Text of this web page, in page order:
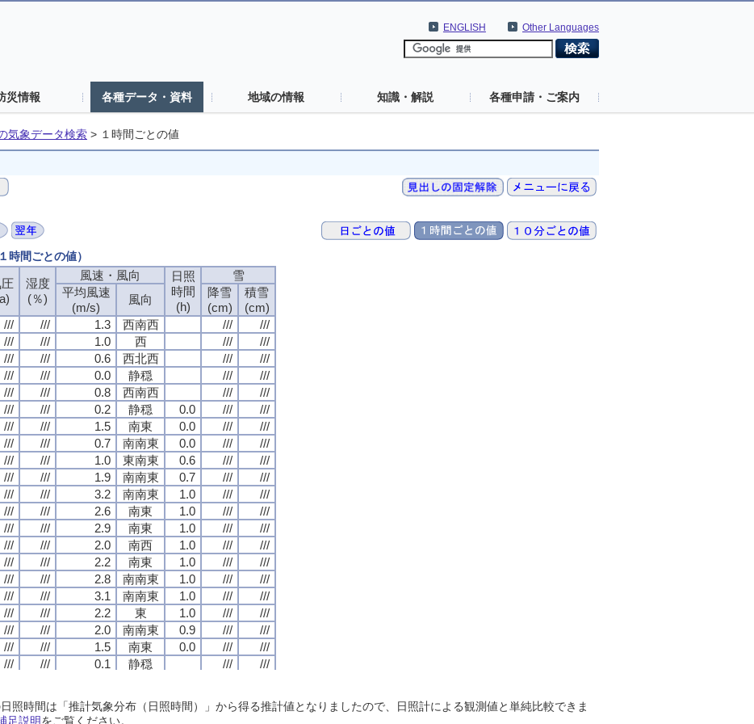
Other Languages
ENGLISH
災情報 各種データ・資料 地域の情報 知識・解説 各種申請・ご案内
気象データ検索 > １時間ごとの値
間ごとの値）
湿度
(％)
風速・風向
日照
時間
(h)
雪
平均風速
(m/s)
風向
降雪
(cm)
積雪
(cm)
/// /// 1.3 西南西 ///
///
/// /// 1.0 西 ///
///
/// /// 0.6 西北西 ///
///
/// /// 0.0 静穏 ///
///
/// /// 0.8 西南西 ///
///
/// /// 0.2 静穏 0.0 ///
///
/// /// 1.5 南東 0.0 ///
///
/// /// 0.7 南南東 0.0 ///
///
/// /// 1.0 東南東 0.6 ///
///
/// /// 1.9 南南東 0.7 ///
///
/// /// 3.2 南南東 1.0 ///
///
/// /// 2.6 南東 1.0 ///
///
/// /// 2.9 南東 1.0 ///
///
/// /// 2.0 南西 1.0 ///
///
/// /// 2.2 南東 1.0 ///
///
/// /// 2.8 南南東 1.0 ///
///
/// /// 3.1 南南東 1.0 ///
///
/// /// 2.2 東 1.0 ///
///
/// /// 2.0 南南東 0.9 ///
///
/// /// 1.5 南東 0.0 ///
///
/// /// 0.1 静穏 ///
///
西南西
///
/// /// 0.1 静穏 /// ///
湿度
(％)
風速・風向
日照
時間
(h)
雪
平均風速
(m/s)
風向
降雪
(cm)
積雪
(cm)
/// /// 1.3 西南西 ///
///
/// /// 1.0 西 ///
///
/// /// 0.6 西北西 ///
///
/// /// 0.0 静穏 ///
///
/// /// 0.8 西南西 ///
///
/// /// 0.2 静穏 0.0 ///
///
/// /// 1.5 南東 0.0 ///
///
/// /// 0.7 南南東 0.0 ///
///
/// /// 1.0 東南東 0.6 ///
///
/// /// 1.9 南南東 0.7 ///
///
/// /// 3.2 南南東 1.0 ///
///
/// /// 2.6 南東 1.0 ///
///
/// /// 2.9 南東 1.0 ///
///
/// /// 2.0 南西 1.0 ///
///
/// /// 2.2 南東 1.0 ///
///
/// /// 2.8 南南東 1.0 ///
///
/// /// 3.1 南南東 1.0 ///
///
/// /// 2.2 東 1.0 ///
///
/// /// 2.0 南南東 0.9 ///
///
/// /// 1.5 南東 0.0 ///
///
/// /// 0.1 静穏 ///
///
西南西
///
/// /// 0.1 静穏 /// ///
湿度
(％)
風速・風向
日照
時間
(h)
雪
平均風速
(m/s)
風向
降雪
(cm)
積雪
(cm)
/// /// 1.3 西南西 ///
///
/// /// 1.0 西 ///
///
/// /// 0.6 西北西 ///
///
/// /// 0.0 静穏 ///
///
/// /// 0.8 西南西 ///
///
/// /// 0.2 静穏 0.0 ///
///
/// /// 1.5 南東 0.0 ///
///
/// /// 0.7 南南東 0.0 ///
///
/// /// 1.0 東南東 0.6 ///
///
/// /// 1.9 南南東 0.7 ///
///
/// /// 3.2 南南東 1.0 ///
///
/// /// 2.6 南東 1.0 ///
///
/// /// 2.9 南東 1.0 ///
///
/// /// 2.0 南西 1.0 ///
///
/// /// 2.2 南東 1.0 ///
///
/// /// 2.8 南南東 1.0 ///
///
/// /// 3.1 南南東 1.0 ///
///
/// /// 2.2 東 1.0 ///
///
/// /// 2.0 南南東 0.9 ///
///
/// /// 1.5 南東 0.0 ///
///
/// /// 0.1 静穏 ///
///
西南西
///
/// /// 0.1 静穏 /// ///
湿度
(％)
風速・風向
日照
時間
(h)
雪
平均風速
(m/s)
風向
降雪
(cm)
積雪
(cm)
/// /// 1.3 西南西 ///
///
/// /// 1.0 西 ///
///
/// /// 0.6 西北西 ///
///
/// /// 0.0 静穏 ///
///
/// /// 0.8 西南西 ///
///
/// /// 0.2 静穏 0.0 ///
///
/// /// 1.5 南東 0.0 ///
///
/// /// 0.7 南南東 0.0 ///
///
/// /// 1.0 東南東 0.6 ///
///
/// /// 1.9 南南東 0.7 ///
///
/// /// 3.2 南南東 1.0 ///
///
/// /// 2.6 南東 1.0 ///
///
/// /// 2.9 南東 1.0 ///
///
/// /// 2.0 南西 1.0 ///
///
/// /// 2.2 南東 1.0 ///
///
/// /// 2.8 南南東 1.0 ///
///
/// /// 3.1 南南東 1.0 ///
///
/// /// 2.2 東 1.0 ///
///
/// /// 2.0 南南東 0.9 ///
///
/// /// 1.5 南東 0.0 ///
///
/// /// 0.1 静穏 ///
///
西南西
///
/// /// 0.1 静穏 /// ///
照時間は「推計気象分布（日照時間）」から得る推計値となりましたので、日照計による観測値と単純比較できま
足説明をご覧ください。